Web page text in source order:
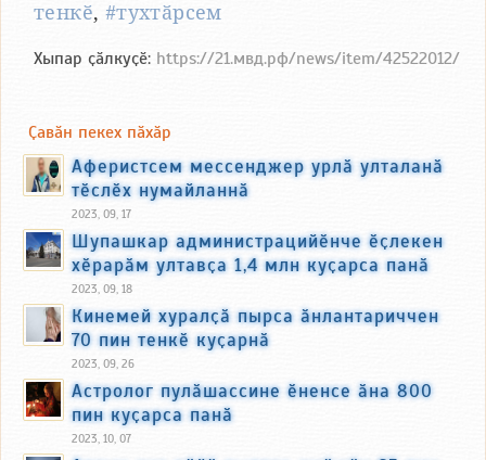
тенкӗ, #тухтӑрсем
Хыпар ҫӑлкуҫӗ: https://21.мвд.рф/news/item/42522012/
Ҫавӑн пекех пӑхӑр
Аферистсем мессенджер урлӑ улталанӑ
тӗслӗх нумайланнӑ
2023, 09, 17
Шупашкар администрацийӗнче ӗҫлекен
хӗрарӑм ултавҫа 1,4 млн куҫарса панӑ
2023, 09, 18
Кинемей хуралҫӑ пырса ӑнлантариччен
70 пин тенкӗ куҫарнӑ
2023, 09, 26
Астролог пулӑшассине ӗненсе ӑна 800
пин куҫарса панӑ
2023, 10, 07